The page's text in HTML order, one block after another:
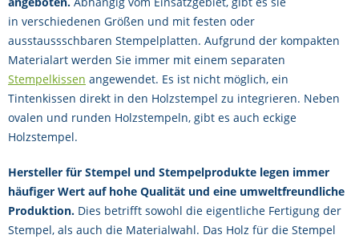
in verschiedenen Größen und mit festen oder
ausstaussschbaren Stempelplatten. Aufgrund der kompakten
Materialart werden Sie immer mit einem separaten
Stempelkissen angewendet. Es ist nicht möglich, ein
Tintenkissen direkt in den Holzstempel zu integrieren. Neben
ovalen und runden Holzstempeln, gibt es auch eckige
Holzstempel.
Hersteller für Stempel und Stempelprodukte legen immer
häufiger Wert auf hohe Qualität und eine umweltfreundliche
Produktion. Dies betrifft sowohl die eigentliche Fertigung der
Stempel, als auch die Materialwahl. Das Holz für die Stempel